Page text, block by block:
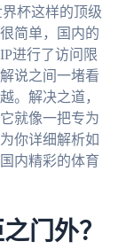
杯这样的顶级
简单，国内的
进行了访问限
说之间一堵看
。解决之道，
就像一把专为
你详细解析如
内精彩的体育
门外？